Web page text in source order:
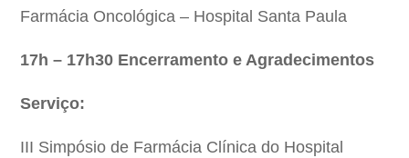
Farmácia Oncológica – Hospital Santa Paula
17h – 17h30 Encerramento e Agradecimentos
Serviço:
III Simpósio de Farmácia Clínica do Hospital